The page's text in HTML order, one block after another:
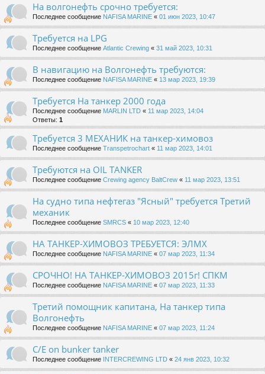
На волгонефть срочно требуется:
Последнее сообщение NAFISA MARINE « 01 июн 2023, 10:47
Требуется на LPG
Последнее сообщение Atlantic Crewing « 31 май 2023, 10:31
В навигацию на Волгонефть требуются:
Последнее сообщение NAFISA MARINE « 13 мар 2023, 19:39
Требуется На танкер 2000 года
Последнее сообщение MARLIN LTD « 11 мар 2023, 14:04
Ответы: 1
Требуется 3 МЕХАНИК на танкер-химовоз
Последнее сообщение Transpetrochart « 11 мар 2023, 14:01
Требуются на OIL TANKER
Последнее сообщение Crewing agency BaltCrew « 11 мар 2023, 13:51
На судно типа нефтегаз "Ясный" требуется Третий
механик
Последнее сообщение SMRCS « 10 мар 2023, 12:40
НА ТАНКЕР-ХИМОВОЗ ТРЕБУЕТСЯ: ЭЛМХ
Последнее сообщение NAFISA MARINE « 07 мар 2023, 11:34
СРОЧНО! НА ТАНКЕР-ХИМОВОЗ 2015г! СПКМ
Последнее сообщение NAFISA MARINE « 07 мар 2023, 11:33
Третий помощник капитана, На танкер типа
Волгонефть
Последнее сообщение NAFISA MARINE « 07 мар 2023, 11:24
C/E on bunker tanker
Последнее сообщение INTERCREWING LTD « 24 янв 2023, 10:32